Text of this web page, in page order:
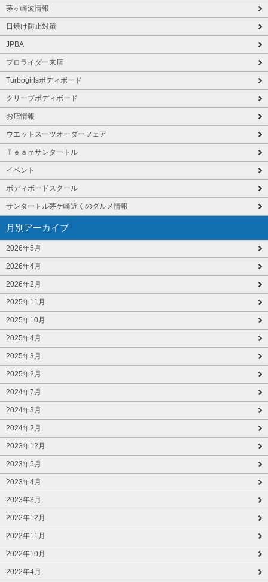
茅ヶ崎波情報
日焼け防止対策
JPBA
プロライダー来店
Turbogirlsボディボード
クリーブボディボード
お店情報
ウエットスーツオーダーフェア
Ｔｅａｍサンタートル
イベント
ボディボードスクール
サンタートル茅ケ崎近くのグルメ情報
月別アーカイブ
2026年5月
2026年4月
2026年2月
2025年11月
2025年10月
2025年4月
2025年3月
2025年2月
2024年7月
2024年3月
2024年2月
2023年12月
2023年5月
2023年4月
2023年3月
2022年12月
2022年11月
2022年10月
2022年4月